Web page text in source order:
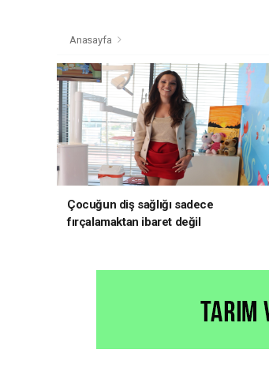
Anasayfa
Çocuğun diş sağlığı sadece
fırçalamaktan ibaret değil